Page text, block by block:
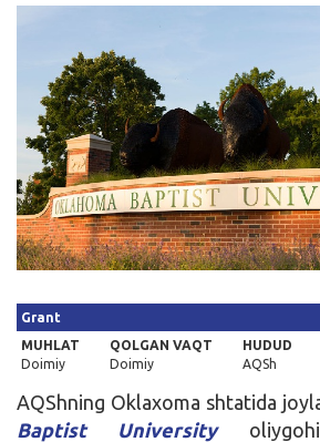
Qidirish
Kirish
Grant
MUHLAT
Doimiy
QOLGAN VAQT
Doimiy
HUDUD
AQSh
AQShning Oklaxoma shtatida
Baptist University